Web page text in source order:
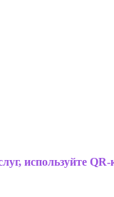
используйте